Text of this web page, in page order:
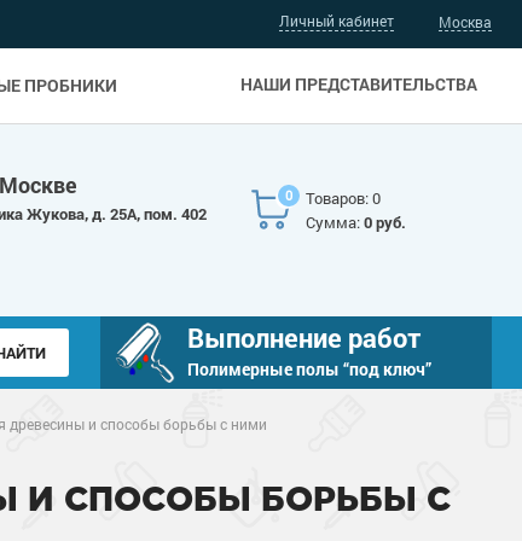
Личный кабинет
НАШИ ПРЕДСТАВИТЕЛЬСТВА
ПРОБНИКИ
Москва
Жукова, д. 25А, пом. 402
0
Товаров: 0
Сумма:0 руб.
Выполнение работ
Полимерные полы “под ключ”
древесины и способы борьбы с ними
И СПОСОБЫ БОРЬБЫ С